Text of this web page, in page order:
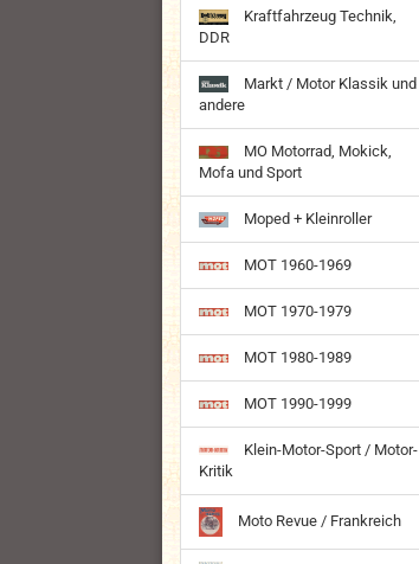
Kraftfahrzeug Technik,
DDR
Markt / Motor Klassik und
andere
MO Motorrad, Mokick,
Mofa und Sport
Moped + Kleinroller
MOT 1960-1969
MOT 1970-1979
MOT 1980-1989
MOT 1990-1999
Klein-Motor-Sport / Motor-
Kritik
Moto Revue / Frankreich